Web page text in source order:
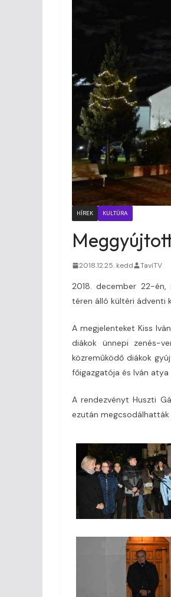
HÍREK KULTÚRA
2018.12.25. kedd TaviTV
2018. december 22-
téren álló kültéri ádventi
A megjelenteket Kiss
diákok ünnepi zenés-
közreműködő diákok
főigazgatója és Iván atya
A rendezvényt Huszti
ezután